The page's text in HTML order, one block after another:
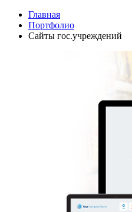
Главная
Портфолио
Сайты гос.учреждений